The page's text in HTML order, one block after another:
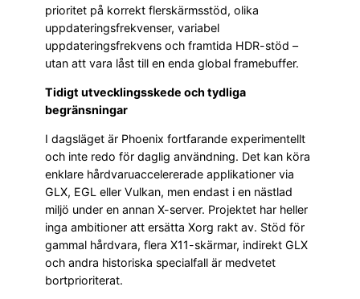
prioritet på korrekt flerskärmsstöd, olika
uppdateringsfrekvenser, variabel
uppdateringsfrekvens och framtida HDR-stöd –
utan att vara låst till en enda global framebuffer.
Tidigt utvecklingsskede och tydliga
begränsningar
I dagsläget är Phoenix fortfarande experimentellt
och inte redo för daglig användning. Det kan köra
enklare hårdvaruaccelererade applikationer via
GLX, EGL eller Vulkan, men endast i en nästlad
miljö under en annan X-server. Projektet har heller
inga ambitioner att ersätta Xorg rakt av. Stöd för
gammal hårdvara, flera X11-skärmar, indirekt GLX
och andra historiska specialfall är medvetet
bortprioriterat.